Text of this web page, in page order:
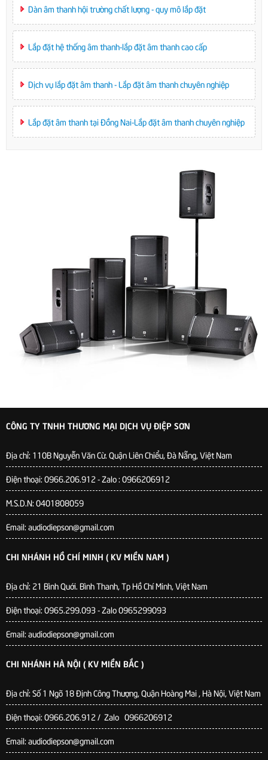
Dàn âm thanh hội trường chất lượng - quy mô lắp đặt
Lắp đặt hệ thống âm thanh-lắp đặt âm thanh cao cấp
Dịch vụ lắp đặt âm thanh - Lắp đặt âm thanh chuyên nghiệp
Lắp đặt âm thanh tại Đồng Nai-Lắp đặt âm thanh chuyên nghiệp
CÔNG TY TNHH THƯƠNG MẠI DỊCH VỤ ĐIỆP SƠN
Địa chỉ: 110B Nguyễn Văn Cừ. Quận Liên Chiểu, Đà Nẵng, Việt Nam
Điện thoại: 0966.206.912 - Zalo : 0966206912
M.S.D.N: 0401808059
Email: audiodiepson@gmail.com
CHI NHÁNH HỒ CHÍ MINH ( KV MIỀN NAM )
Địa chỉ: 21 Bình Quới. Bình Thanh, Tp Hồ Chí Minh, Việt Nam
Điện thoại: 0965.299.093 - Zalo 0965299093
Email: audiodiepson@gmail.com
CHI NHÁNH HÀ NỘI ( KV MIỀN BẮC )
Địa chỉ: Số 1 Ngõ 18 Định Công Thượng, Quận Hoàng Mai , Hà Nội, Việt Nam
Điện thoại: 0966.206.912 / Zalo 0966206912
Email: audiodiepson@gmail.com